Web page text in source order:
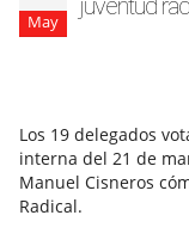
May
juventud
Los 19 delegados
interna del 21 de
Manuel Cisneros
Radical.